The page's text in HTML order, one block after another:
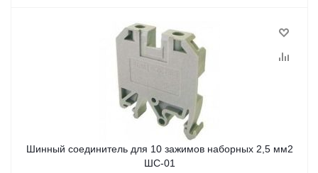
Шинный соединитель для 10 зажимов наборных 2,5 мм2
ШС-01